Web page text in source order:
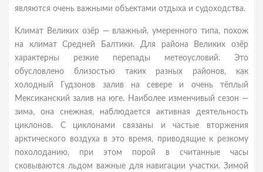
являются очень важными объектами отдыха и судоходства.
Климат Великих озёр — влажный, умеренного типа, похож
на климат Средней Балтики. Для района Великих озёр
характерны резкие перепады метеоусловий. Это
обусловлено близостью таких разных районов, как
холодный Гудзонов залив на севере и очень тёплый
Мексиканский залив на юге. Наиболее изменчивый сезон —
зима, она снежная, наблюдается активная деятельность
циклонов. С циклонами связаны и частые вторжения
арктического воздуха в это время, приводящие к резкому
похолоданию, при этом порой в считанные часы
сковываются льдом важные для навигации участки. Зимой